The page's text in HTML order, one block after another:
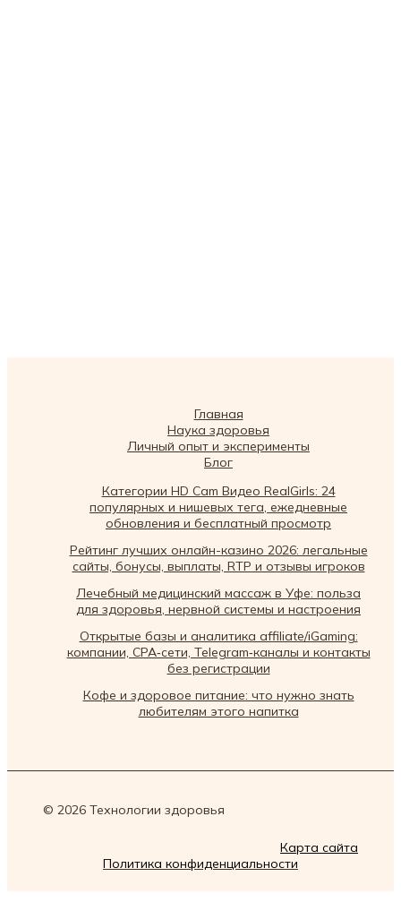
Главная
Наука здоровья
Личный опыт и эксперименты
Блог
Категории HD Cam Видео RealGirls: 24
популярных и нишевых тега, ежедневные
обновления и бесплатный просмотр
Рейтинг лучших онлайн-казино 2026: легальные
сайты, бонусы, выплаты, RTP и отзывы игроков
Лечебный медицинский массаж в Уфе: польза
для здоровья, нервной системы и настроения
Открытые базы и аналитика affiliate/iGaming:
компании, CPA‑сети, Telegram‑каналы и контакты
без регистрации
Кофе и здоровое питание: что нужно знать
любителям этого напитка
© 2026 Технологии здоровья
Карта сайта
Политика конфиденциальности